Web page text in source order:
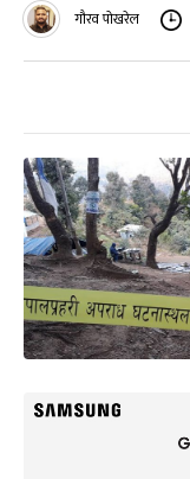
गौरव पोखरेल